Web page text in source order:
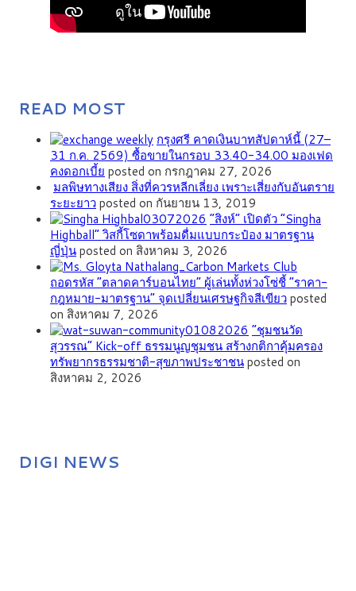
READ MOST
กรุงศรี คาดเงินบาทสัปดาห์นี้ (27–
31 ก.ค. 2569) ซื้อขายในกรอบ 33.40-34.00 มองเฟด
คงดอกเบี้ย posted on กรกฎาคม 27, 2026
มลพิษทางเสียง สิ่งที่ควรหลีกเลี่ยง เพราะเสี่ยงกับอันตราย
ระยะยาวposted on กันยายน 13, 2019
“สิงห์” เปิดตัว “Singha
Highball” วิสกี้โซดาพร้อมดื่มแบบกระป๋อง มาตรฐาน
ญี่ปุ่นposted on สิงหาคม 3, 2026
ถอดรหัส “ตลาดคาร์บอนไทย” ผู้เล่นทั้งห่วงโซ่ชี้ “ราคา-
กฎหมาย-มาตรฐาน” จุดเปลี่ยนเศรษฐกิจสีเขียวposted
on สิงหาคม 7, 2026
”ชุมชนวัด
สุวรรณ” Kick-off ธรรมนูญชุมชน สร้างกติกาคุ้มครอง
ทรัพยากรธรรมชาติ-สุขภาพประชาชนposted on
สิงหาคม 2, 2026
DIGI NEWS